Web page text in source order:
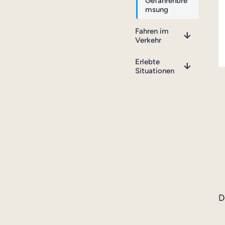
msung
Fahren im
Verkehr
Erlebte
Situationen